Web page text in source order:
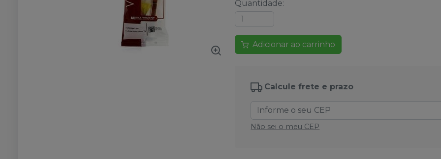
Quantidade:
Adicionar ao carrinho
Calcule frete e prazo
Não sei o meu CEP